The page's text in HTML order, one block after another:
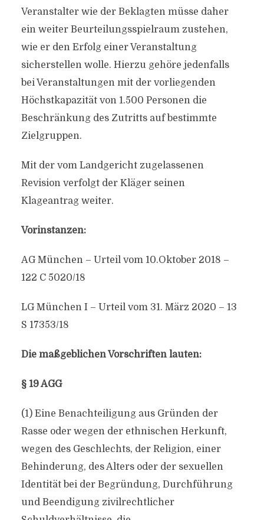
Veranstalter wie der Beklagten müsse daher
ein weiter Beurteilungsspielraum zustehen,
wie er den Erfolg einer Veranstaltung
sicherstellen wolle. Hierzu gehöre jedenfalls
bei Veranstaltungen mit der vorliegenden
Höchstkapazität von 1.500 Personen die
Beschränkung des Zutritts auf bestimmte
Zielgruppen.
Mit der vom Landgericht zugelassenen
Revision verfolgt der Kläger seinen
Klageantrag weiter.
Vorinstanzen:
AG München – Urteil vom 10.Oktober 2018 –
122 C 5020/18
LG München I – Urteil vom 31. März 2020 – 13
S 17353/18
Die maßgeblichen Vorschriften lauten:
§ 19 AGG
(1) Eine Benachteiligung aus Gründen der
Rasse oder wegen der ethnischen Herkunft,
wegen des Geschlechts, der Religion, einer
Behinderung, des Alters oder der sexuellen
Identität bei der Begründung, Durchführung
und Beendigung zivilrechtlicher